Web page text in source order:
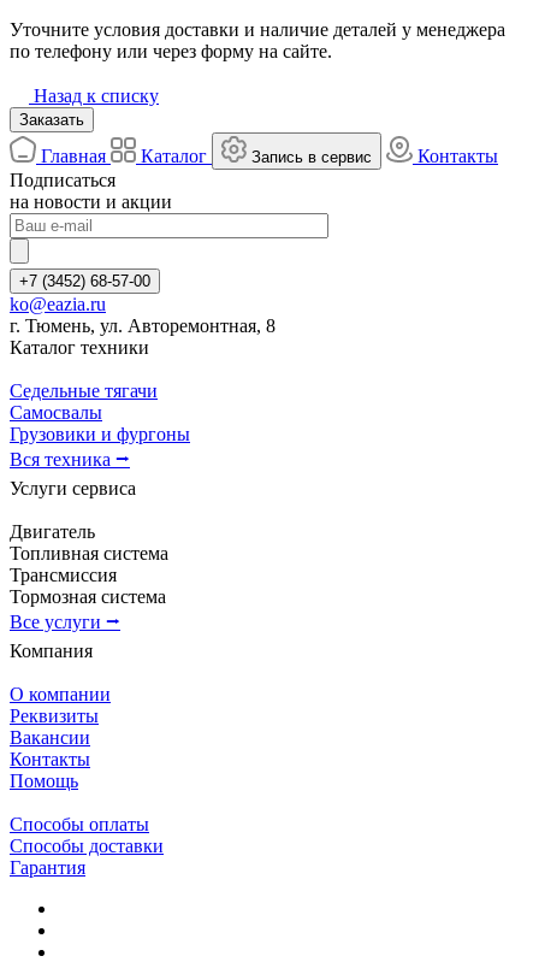
Уточните условия доставки и наличие деталей у менеджера
по телефону или через форму на сайте.
Назад к списку
Заказать
Главная Каталог Запись в сервис
Контакты
Подписаться
на новости и акции
+7 (3452) 68-57-00
ko@eazia.ru
г. Тюмень, ул. Авторемонтная, 8
Каталог техники
Седельные тягачи
Самосвалы
Грузовики и фургоны
Вся техника ⭢
Услуги сервиса
Двигатель
Топливная система
Трансмиссия
Тормозная система
Все услуги ⭢
Компания
О компании
Реквизиты
Вакансии
Контакты
Помощь
Способы оплаты
Способы доставки
Гарантия